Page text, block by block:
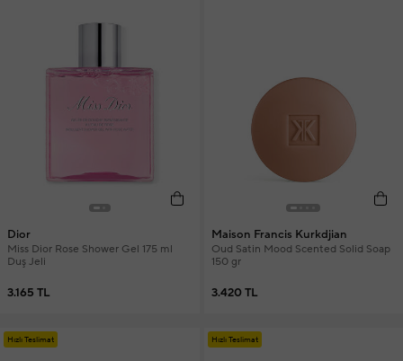
Dior
Miss Dior Rose Shower Gel 175 ml
Duş Jeli
3.165 TL
Maison Francis Kurkdjian
Oud Satin Mood Scented Solid Soap
150 gr
3.420 TL
Hızlı Teslimat Hızlı Teslimat